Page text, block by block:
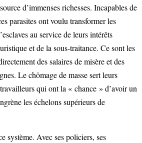
d’immenses richesses. Incapables de
parasites ont voulu transformer les
au service de leurs intérêts
et de la sous-traitance. Ce sont les
des salaires de misère et des
Le chômage de masse sert leurs
qui ont la « chance » d’avoir un
les échelons supérieurs de
système. Avec ses policiers, ses